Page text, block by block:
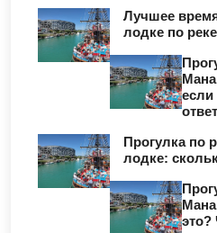
Лучшее
лодке по
если
ответ
Прогулка по
лодке:
это?